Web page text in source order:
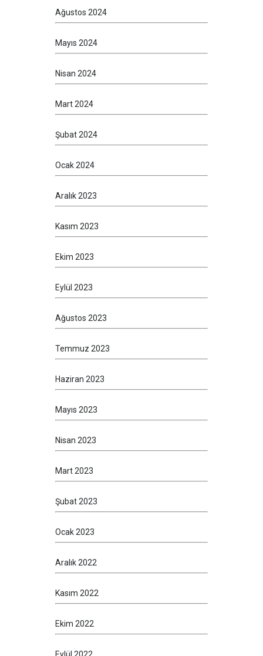
Ağustos 2024
Mayıs 2024
Nisan 2024
Mart 2024
Şubat 2024
Ocak 2024
Aralık 2023
Kasım 2023
Ekim 2023
Eylül 2023
Ağustos 2023
Temmuz 2023
Haziran 2023
Mayıs 2023
Nisan 2023
Mart 2023
Şubat 2023
Ocak 2023
Aralık 2022
Kasım 2022
Ekim 2022